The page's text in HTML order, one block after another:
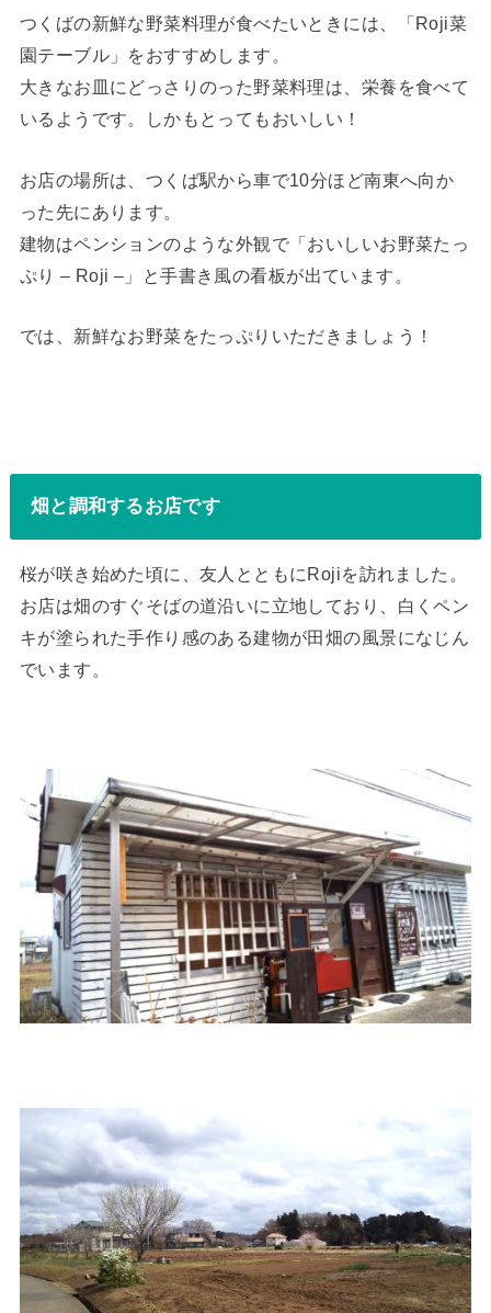
つくばの新鮮な野菜料理が食べたいときには、「Roji菜
園テーブル」をおすすめします。
大きなお皿にどっさりのった野菜料理は、栄養を食べて
いるようです。しかもとってもおいしい！
お店の場所は、つくば駅から車で10分ほど南東へ向か
った先にあります。
建物はペンションのような外観で「おいしいお野菜たっ
ぷり – Roji –」と手書き風の看板が出ています。
では、新鮮なお野菜をたっぷりいただきましょう！
畑と調和するお店です
桜が咲き始めた頃に、友人とともにRojiを訪れました。
お店は畑のすぐそばの道沿いに立地しており、白くペン
キが塗られた手作り感のある建物が田畑の風景になじん
でいます。